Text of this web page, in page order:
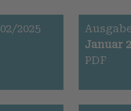
2025
Januar
PDF